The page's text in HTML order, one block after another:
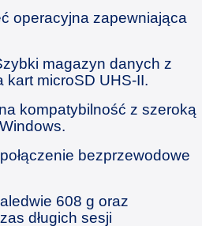
operacyjna zapewniająca
magazyn danych z
microSD UHS-II.
kompatybilność z szeroką
bezprzewodowe
608 g oraz
długich sesji